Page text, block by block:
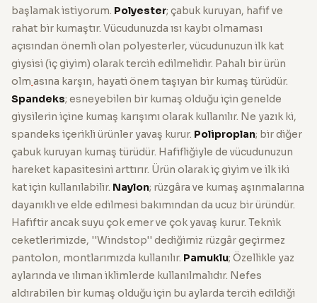
başlamak istiyorum. Polyester; çabuk kuruyan, hafif ve
rahat bir kumaştır. Vücudunuzda ısı kaybı olmaması
açısından önemli olan polyesterler, vücudunuzun ilk kat
giysisi (iç giyim) olarak tercih edilmelidir. Pahalı bir ürün
olm asına karşın, hayati önem taşıyan bir kumaş türüdür.
Spandeks; esneyebilen bir kumaş olduğu için genelde
giysilerin içine kumaş karışımı olarak kullanılır. Ne yazık ki,
spandeks içerikli ürünler yavaş kurur. Poliproplan; bir diğer
çabuk kuruyan kumaş türüdür. Hafifliğiyle de vücudunuzun
hareket kapasitesini arttırır. Ürün olarak iç giyim ve ilk iki
kat için kullanılabilir. Naylon; rüzgâra ve kumaş aşınmalarına
dayanıklı ve elde edilmesi bakımından da ucuz bir üründür.
Hafiftir ancak suyu çok emer ve çok yavaş kurur. Teknik
ceketlerimizde, ''Windstop'' dediğimiz rüzgâr geçirmez
pantolon, montlarımızda kullanılır. Pamuklu; Özellikle yaz
aylarında ve ılıman iklimlerde kullanılmalıdır. Nefes
aldırabilen bir kumaş olduğu için bu aylarda tercih edildiği